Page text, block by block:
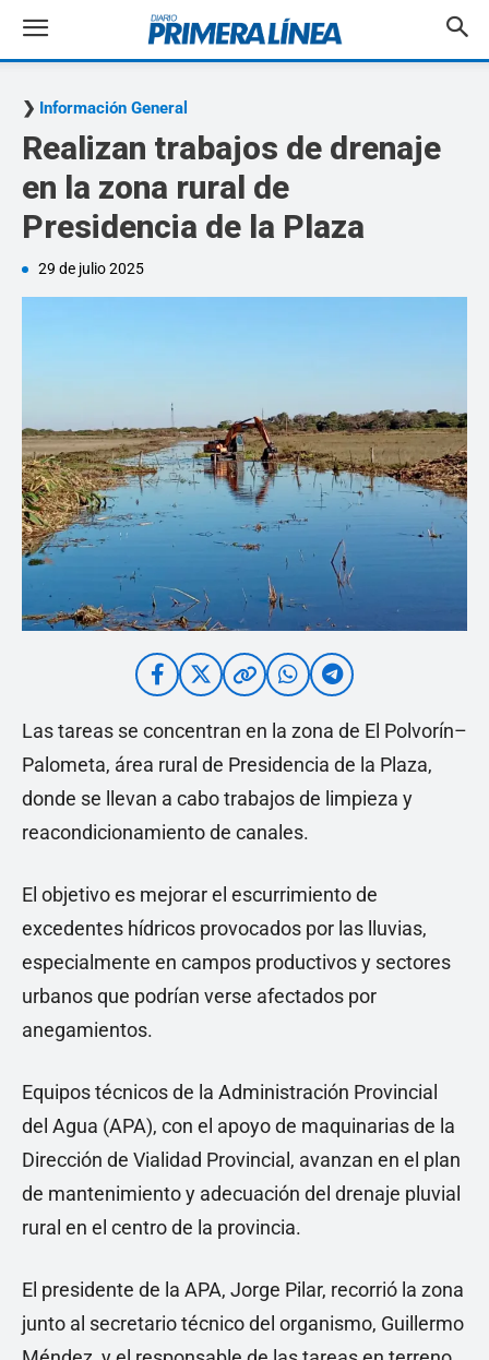
Información General
Realizan trabajos de drenaje
en la zona rural de
Presidencia de la Plaza
29 de julio 2025
Las tareas se concentran en la zona de El Polvorín–
Palometa, área rural de Presidencia de la Plaza,
donde se llevan a cabo trabajos de limpieza y
reacondicionamiento de canales.
El objetivo es mejorar el escurrimiento de
excedentes hídricos provocados por las lluvias,
especialmente en campos productivos y sectores
urbanos que podrían verse afectados por
anegamientos.
Equipos técnicos de la Administración Provincial
del Agua (APA), con el apoyo de maquinarias de la
Dirección de Vialidad Provincial, avanzan en el plan
de mantenimiento y adecuación del drenaje pluvial
rural en el centro de la provincia.
El presidente de la APA, Jorge Pilar, recorrió la zona
junto al secretario técnico del organismo, Guillermo